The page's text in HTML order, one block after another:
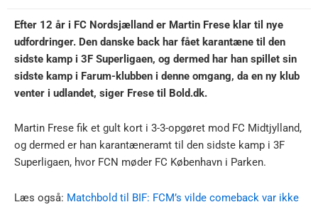
Efter 12 år i FC Nordsjælland er Martin Frese klar til nye
udfordringer. Den danske back har fået karantæne til den
sidste kamp i 3F Superligaen, og dermed har han spillet sin
sidste kamp i Farum-klubben i denne omgang, da en ny klub
venter i udlandet, siger Frese til Bold.dk.
Martin Frese fik et gult kort i 3-3-opgøret mod FC Midtjylland,
og dermed er han karantæneramt til den sidste kamp i 3F
Superligaen, hvor FCN møder FC København i Parken.
Læs også: Matchbold til BIF: FCM’s vilde comeback var ikke